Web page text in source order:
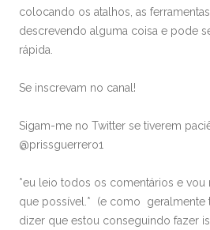
colocando os atalhos, as ferramentas
descrevendo alguma coisa e pode
rápida.
Se inscrevam no canal!
Sigam-me no Twitter se tiverem
@prissguerrero1
*eu leio todos os comentários e vou
que possível.* (e como geralmente
dizer que estou conseguindo fazer